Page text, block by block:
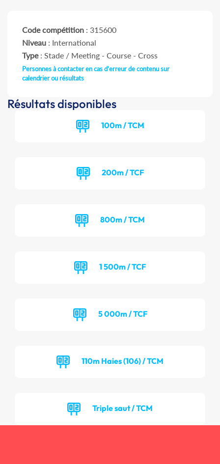
Code compétition : 315600
Niveau : International
Type: Stade / Meeting - Course - Cross
Personnes à contacter en cas d'erreur de contenu sur
calendrier ou résultats
Résultats disponibles
100m / TCM
200m / TCF
800m / TCM
1 500m / TCF
5 000m / TCF
110m Haies (106) / TCM
Triple saut / TCM